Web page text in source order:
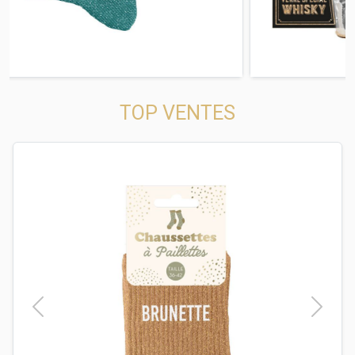
TOP VENTES
Previous Next